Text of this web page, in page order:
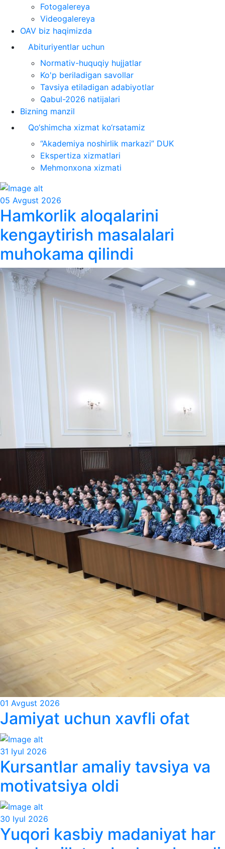
Fotogalereya
Videogalereya
OAV biz haqimizda
Abituriyentlar uchun
Normativ-huquqiy hujjatlar
Ko'p beriladigan savollar
Tavsiya etiladigan adabiyotlar
Qabul-2026 natijalari
Bizning manzil
Qo‘shimcha xizmat ko‘rsatamiz
“Akademiya noshirlik markazi” DUK
Ekspertiza xizmatlari
Mehmonxona xizmati
05 Avgust 2026
Hamkorlik aloqalarini
kengaytirish masalalari
muhokama qilindi
01 Avgust 2026
Jamiyat uchun xavfli ofat
31 Iyul 2026
Kursantlar amaliy tavsiya va
motivatsiya oldi
30 Iyul 2026
Yuqori kasbiy madaniyat har